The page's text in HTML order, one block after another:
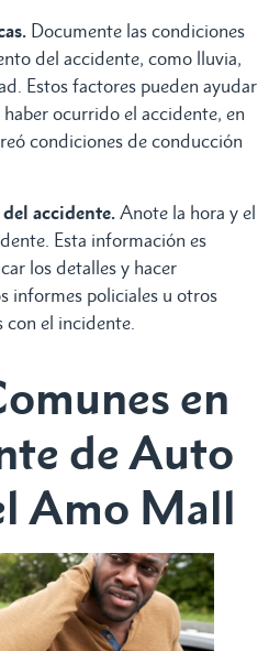
Documente las condiciones
del accidente, como lluvia,
Estos factores pueden ayudar
ocurrido el accidente, en
condiciones de conducción
accidente. Anote la hora y el
Esta información es
los detalles y hacer
informes policiales u otros
el incidente.
en
de Auto
Amo Mall